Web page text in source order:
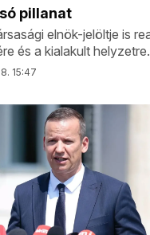
pillanat
elnök-jelöltje is
és a kialakult helyzetre.
15:47